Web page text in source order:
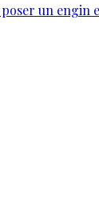
un engin